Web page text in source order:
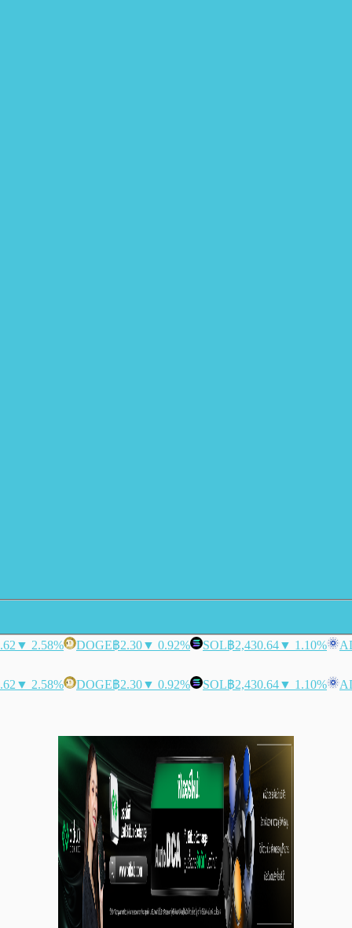
▼ 2.58% DOGE฿2.30▼ 0.92% SOL฿2,430.64▼ 1.10%
▼ 2.58% DOGE฿2.30▼ 0.92% SOL฿2,430.64▼ 1.10%